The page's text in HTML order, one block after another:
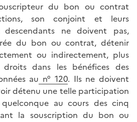
du bon ou contrat
son conjoint et leurs
descendants ne doivent pas,
du bon ou contrat, détenir
ou indirectement, plus
dans les bénéfices des
au n° 120. Ils ne doivent
détenu une telle participation
au cours des cinq
la souscription du bon ou